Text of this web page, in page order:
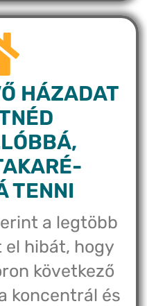
HÁZADAT
TENNI
a legtöbb
hibát, hogy
következő
koncentrál és